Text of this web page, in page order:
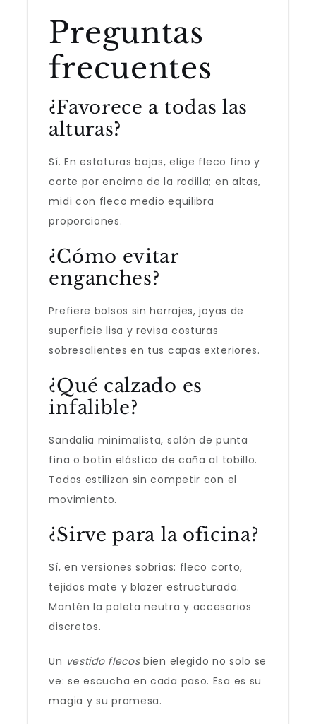
Preguntas
frecuentes
¿Favorece a todas las
alturas?
Sí. En estaturas bajas, elige fleco fino y
corte por encima de la rodilla; en altas,
midi con fleco medio equilibra
proporciones.
¿Cómo evitar
enganches?
Prefiere bolsos sin herrajes, joyas de
superficie lisa y revisa costuras
sobresalientes en tus capas exteriores.
¿Qué calzado es
infalible?
Sandalia minimalista, salón de punta
fina o botín elástico de caña al tobillo.
Todos estilizan sin competir con el
movimiento.
¿Sirve para la oficina?
Sí, en versiones sobrias: fleco corto,
tejidos mate y blazer estructurado.
Mantén la paleta neutra y accesorios
discretos.
Un vestido flecosbien elegido no solo se
ve: se escucha en cada paso. Esa es su
magia y su promesa.